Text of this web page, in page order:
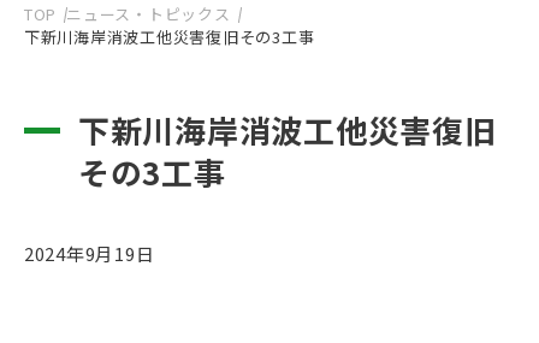
TOP ニュース・トピックス
下新川海岸消波工他災害復旧その3工事
下新川海岸消波工他災害復旧
その3工事
2024年9月19日